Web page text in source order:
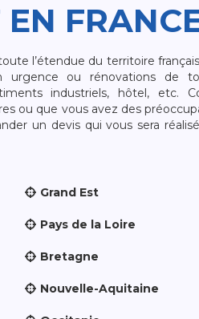
l’étendue du territoire
urgence ou rénovations de
industriels, hôtel, etc.
ou que vous avez des
un devis qui vous sera
Grand Est
Pays de la Loire
Bretagne
Nouvelle-Aquitaine